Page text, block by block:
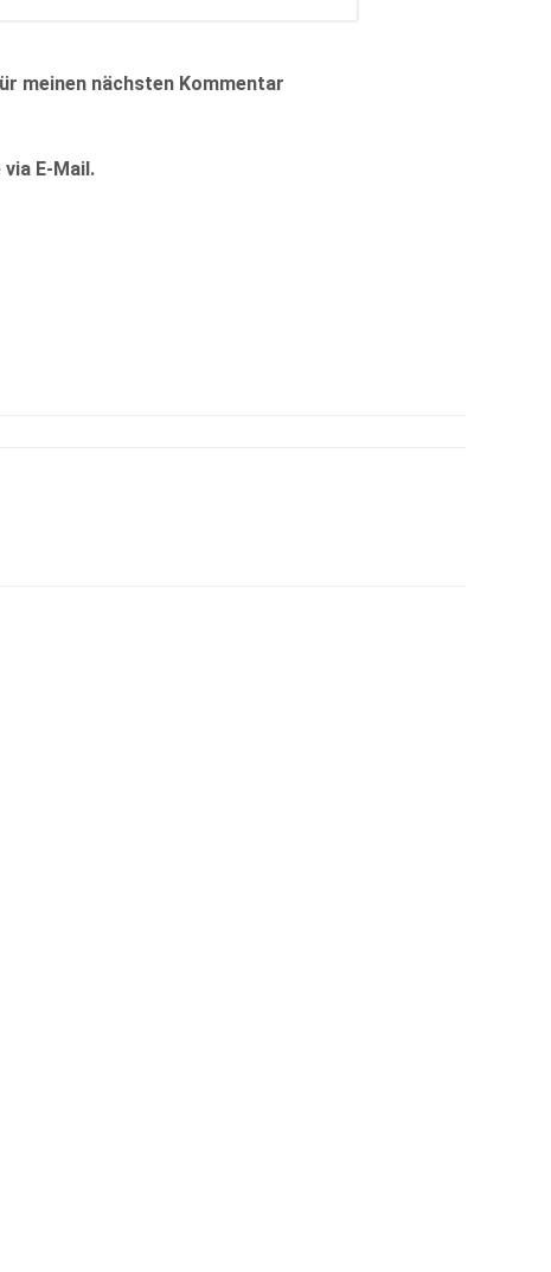
meinen nächsten Kommentar
E-Mail.